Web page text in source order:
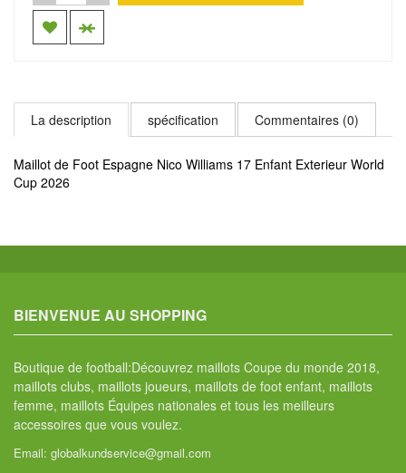
La description spécification Commentaires (0)
Maillot de Foot Espagne Nico Williams 17 Enfant Exterieur World
Cup 2026
BIENVENUE AU SHOPPING
Boutique de football:Découvrez maillots Coupe du monde 2018,
maillots clubs, maillots joueurs, maillots de foot enfant, maillots
femme, maillots Équipes nationales et tous les meilleurs
accessoires que vous voulez.
Email: globalkundservice@gmail.com